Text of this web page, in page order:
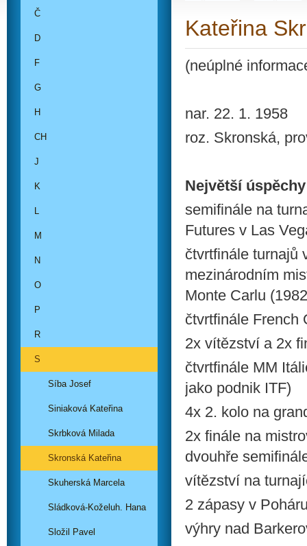
Kateřina
(neúplné
nar. 22. 1. 1958
roz. Skronská,
Největší
semifinále na
Futures v Las
čtvrtfinále turnajů
mezinárodním
Monte Carlu
čtvrtfinále French
2x vítězství a 2x
čtvrtfinále MM
jako podnik ITF)
4x 2. kolo na
2x finále na
dvouhře
vítězství na
2 zápasy v
výhry nad
Č
D
F
G
H
CH
J
K
L
M
N
O
P
R
S
Síba Josef
Siniaková Kateřina
Skrbková Milada
Skronská Kateřina
Skuherská Marcela
Sládková-Koželuh. Hana
Složil Pavel